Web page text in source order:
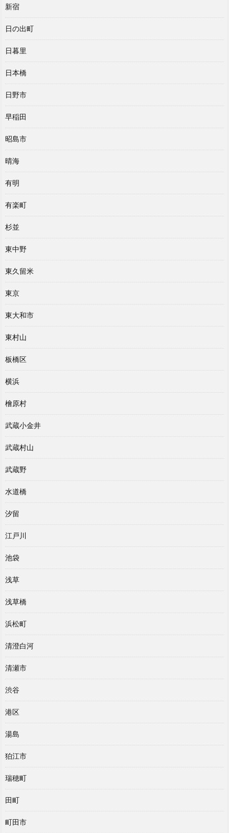
新宿
日の出町
日暮里
日本橋
日野市
早稲田
昭島市
晴海
有明
有楽町
杉並
東中野
東久留米
東京
東大和市
東村山
板橋区
横浜
檜原村
武蔵小金井
武蔵村山
武蔵野
水道橋
汐留
江戸川
池袋
浅草
浅草橋
浜松町
清澄白河
清瀬市
渋谷
港区
湯島
狛江市
瑞穂町
田町
町田市